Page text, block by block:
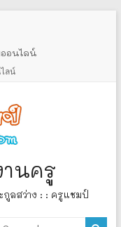
อนไลน์
ลน์
นครู
ลสว่าง : : ครูแชมป์